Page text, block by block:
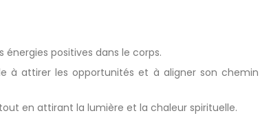
énergies positives dans le corps.
à attirer les opportunités et à aligner son
en attirant la lumière et la chaleur spirituelle.